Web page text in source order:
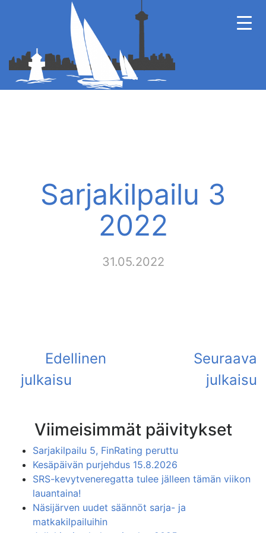
Sarjakilpailu 3
2022
31.05.2022
Viimeisimmät päivitykset
Sarjakilpailu 5, FinRating peruttu
Kesäpäivän purjehdus 15.8.2026
SRS-kevytveneregatta tulee jälleen tämän viikon
lauantaina!
Näsijärven uudet säännöt sarja- ja
matkakilpailuihin